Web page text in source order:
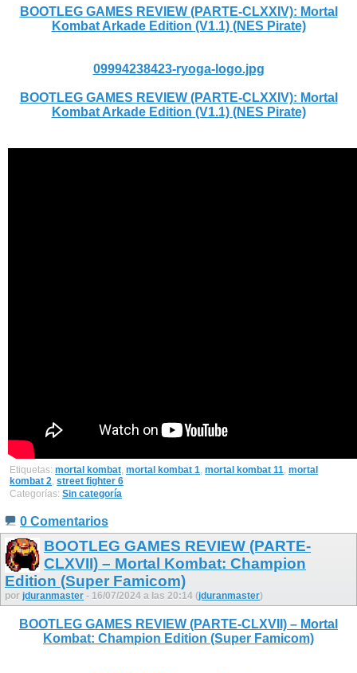
BOOTLEG GAMES REVIEW (PARTE-CLXXIV): Mortal
Kombat Arkade Edition (V1.1) (NES Pirate)
09994238423-ryoga-logo.jpg
BOOTLEG GAMES REVIEW (PARTE-CLXXIV): Mortal
Kombat Arkade Edition (V1.1) (NES Pirate)
Etiquetas: mortal kombat, mortal kombat 1, mortal kombat 11, mortal
kombat 2, street fighter 6
Categorías: Sin categoría
0 Comentarios
BOOTLEG GAMES REVIEW (PARTE-
CLXVII) – Mortal Kombat: Champion
Edition (Super Famicom)
por jduranmaster - 16/07/2024 a las 20:14 (jduranmaster)
BOOTLEG GAMES REVIEW (PARTE-CLXVII) – Mortal
Kombat: Champion Edition (Super Famicom)